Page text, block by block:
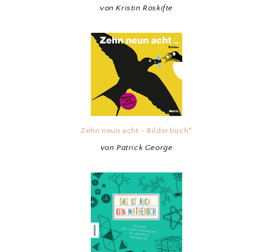
von Kristin Roskifte
Zehn neun acht - Bilderbuch*
von Patrick George